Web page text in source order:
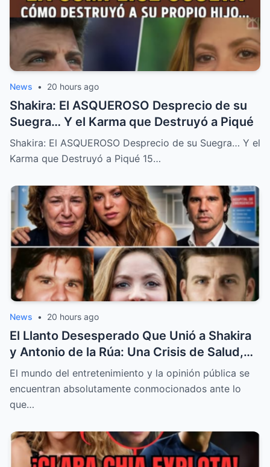
News • 20 hours ago
Shakira: El ASQUEROSO Desprecio de su
Suegra… Y el Karma que Destruyó a Piqué
Shakira: El ASQUEROSO Desprecio de su Suegra… Y el
Karma que Destruyó a Piqué 15…
News • 20 hours ago
El Llanto Desesperado Que Unió a Shakira
y Antonio de la Rúa: Una Crisis de Salud,
Celos y el Posible Renacer de un Amor
El mundo del entretenimiento y la opinión pública se
encuentran absolutamente conmocionados ante lo
que…